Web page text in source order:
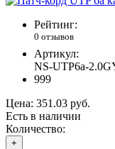
Рейтинг:
0 отзывов
Артикул:
NS-UTP6а-
999
Цена: 351.03 руб.
Есть в наличии
Количество:
+